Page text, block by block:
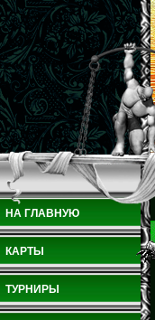
НА ГЛАВНУЮ
КАРТЫ
ТУРНИРЫ